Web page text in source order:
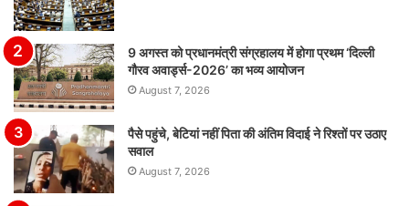
9 अगस्त को प्रधानमंत्री संग्रहालय में होगा प्रथम ‘दिल्ली
गौरव अवार्ड्स-2026’ का भव्य आयोजन
August 7, 2026
पैसे पहुंचे, बेटियां नहीं पिता की अंतिम विदाई ने रिश्तों पर उठाए
सवाल
August 7, 2026